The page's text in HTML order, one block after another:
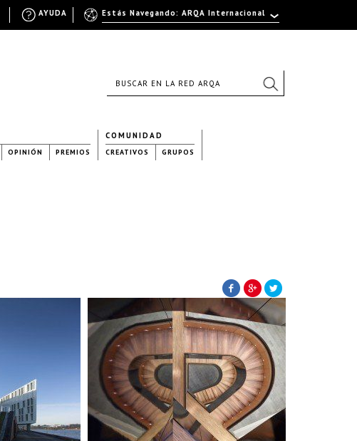
OPINIÓN PREMIOS
COMUNIDAD
CREATIVOS GRUPOS
Estás Navegando: ARQA Internacional
AYUDA